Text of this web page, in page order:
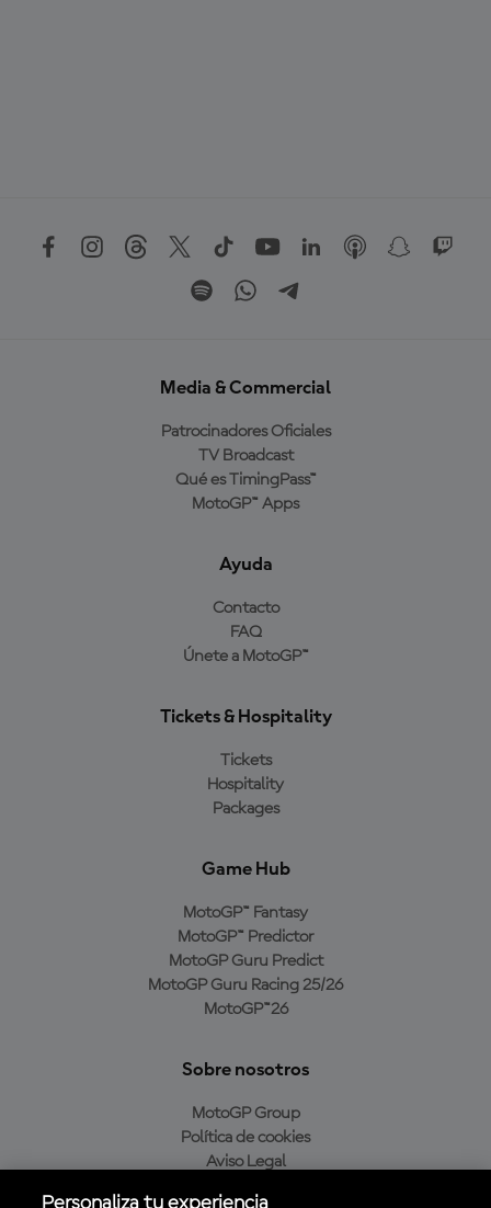
Media & Commercial
Patrocinadores Oficiales
TV Broadcast
Qué es TimingPass™
MotoGP™ Apps
Ayuda
Contacto
FAQ
Únete a MotoGP™
Tickets & Hospitality
Tickets
Hospitality
Packages
Game Hub
MotoGP™ Fantasy
MotoGP™ Predictor
MotoGP Guru Predict
MotoGP Guru Racing 25/26
MotoGP™26
Sobre nosotros
MotoGP Group
Política de cookies
Aviso Legal